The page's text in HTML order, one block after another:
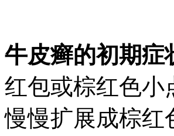
牛皮癣的初期症
红包或棕红色小
慢慢扩展成棕红